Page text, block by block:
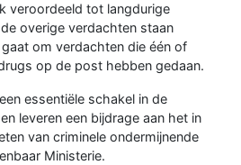
veroordeeld tot langdurige
overige verdachten staan
om verdachten die één of
op de post hebben gedaan.
essentiële schakel in de
leveren een bijdrage aan het in
van criminele ondermijnende
Ministerie.